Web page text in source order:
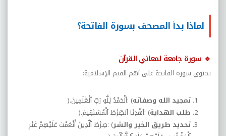
لماذا بدأ المصحف بسورة الفاتحة؟
🔹 سورة جامعة لمعاني القرآن
تحتوي سورة الفاتحة على أهم القيم الإسلامية:
تمجيد الله وصفاته: (ٱلْحَمْدُ لِلَّهِ رَبِّ ٱلْعَٰلَمِينَ).
طلب الهداية: (ٱهْدِنَا ٱلصِّرَٰطَ ٱلْمُسْتَقِيمَ).
تحديد طريق الخير والشر: (صِرَٰطَ ٱلَّذِينَ أَنْعَمْتَ عَلَيْهِمْ غَيْرِ